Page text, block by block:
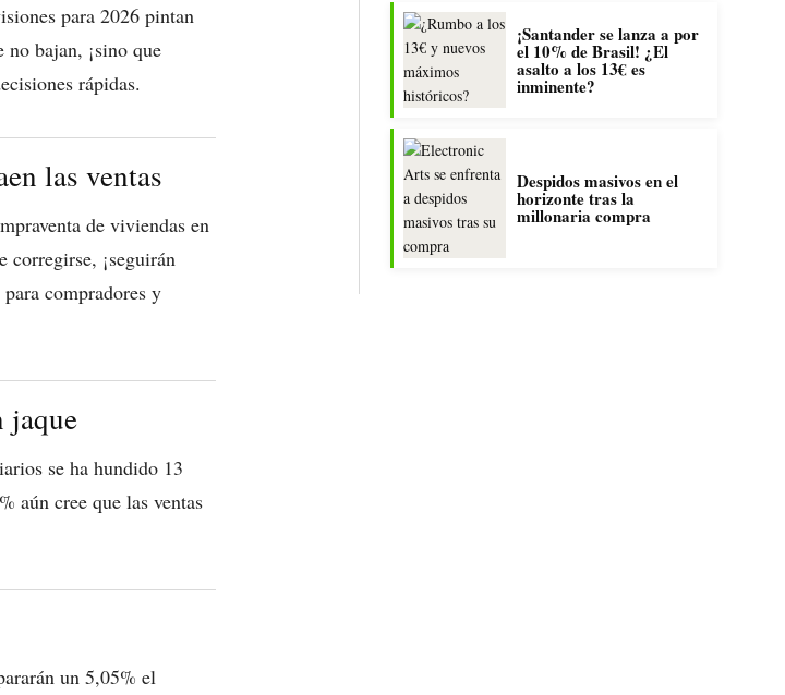
para 2026 pintan
no bajan, ¡sino que
rápidas.
las ventas
de viviendas en
corregirse, ¡seguirán
compradores y
jaque
se ha hundido 13
aún cree que las ventas
un 5,05% el
¡Santander se lanza a por
el 10% de Brasil! ¿El
asalto a los 13€ es
inminente?
Despidos masivos en el
horizonte tras la
millonaria compra